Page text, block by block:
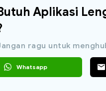
Aplikasi
ragu untuk
Whatsapp